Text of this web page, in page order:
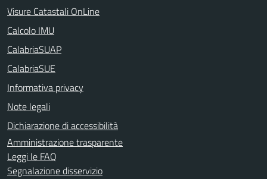
Visure Catastali OnLine
Calcolo IMU
CalabriaSUAP
CalabriaSUE
Informativa privacy
Note legali
Dichiarazione di accessibilità
Amministrazione trasparente
Leggi le FAQ
Segnalazione disservizio